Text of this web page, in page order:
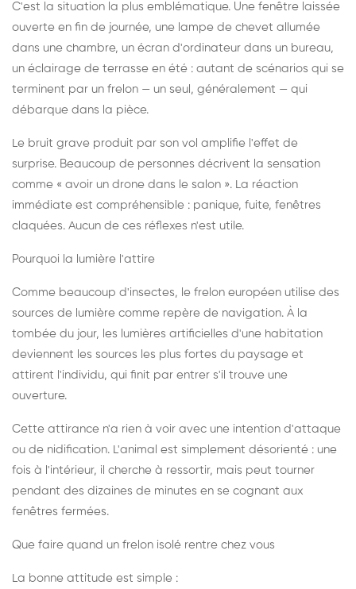
C'est la situation la plus emblématique. Une fenêtre laissée
ouverte en fin de journée, une lampe de chevet allumée
dans une chambre, un écran d'ordinateur dans un bureau,
un éclairage de terrasse en été : autant de scénarios qui se
terminent par un frelon — un seul, généralement — qui
débarque dans la pièce.
Le bruit grave produit par son vol amplifie l'effet de
surprise. Beaucoup de personnes décrivent la sensation
comme « avoir un drone dans le salon ». La réaction
immédiate est compréhensible : panique, fuite, fenêtres
claquées. Aucun de ces réflexes n'est utile.
Pourquoi la lumière l'attire
Comme beaucoup d'insectes, le frelon européen utilise des
sources de lumière comme repère de navigation. À la
tombée du jour, les lumières artificielles d'une habitation
deviennent les sources les plus fortes du paysage et
attirent l'individu, qui finit par entrer s'il trouve une
ouverture.
Cette attirance n'a rien à voir avec une intention d'attaque
ou de nidification. L'animal est simplement désorienté : une
fois à l'intérieur, il cherche à ressortir, mais peut tourner
pendant des dizaines de minutes en se cognant aux
fenêtres fermées.
Que faire quand un frelon isolé rentre chez vous
La bonne attitude est simple :